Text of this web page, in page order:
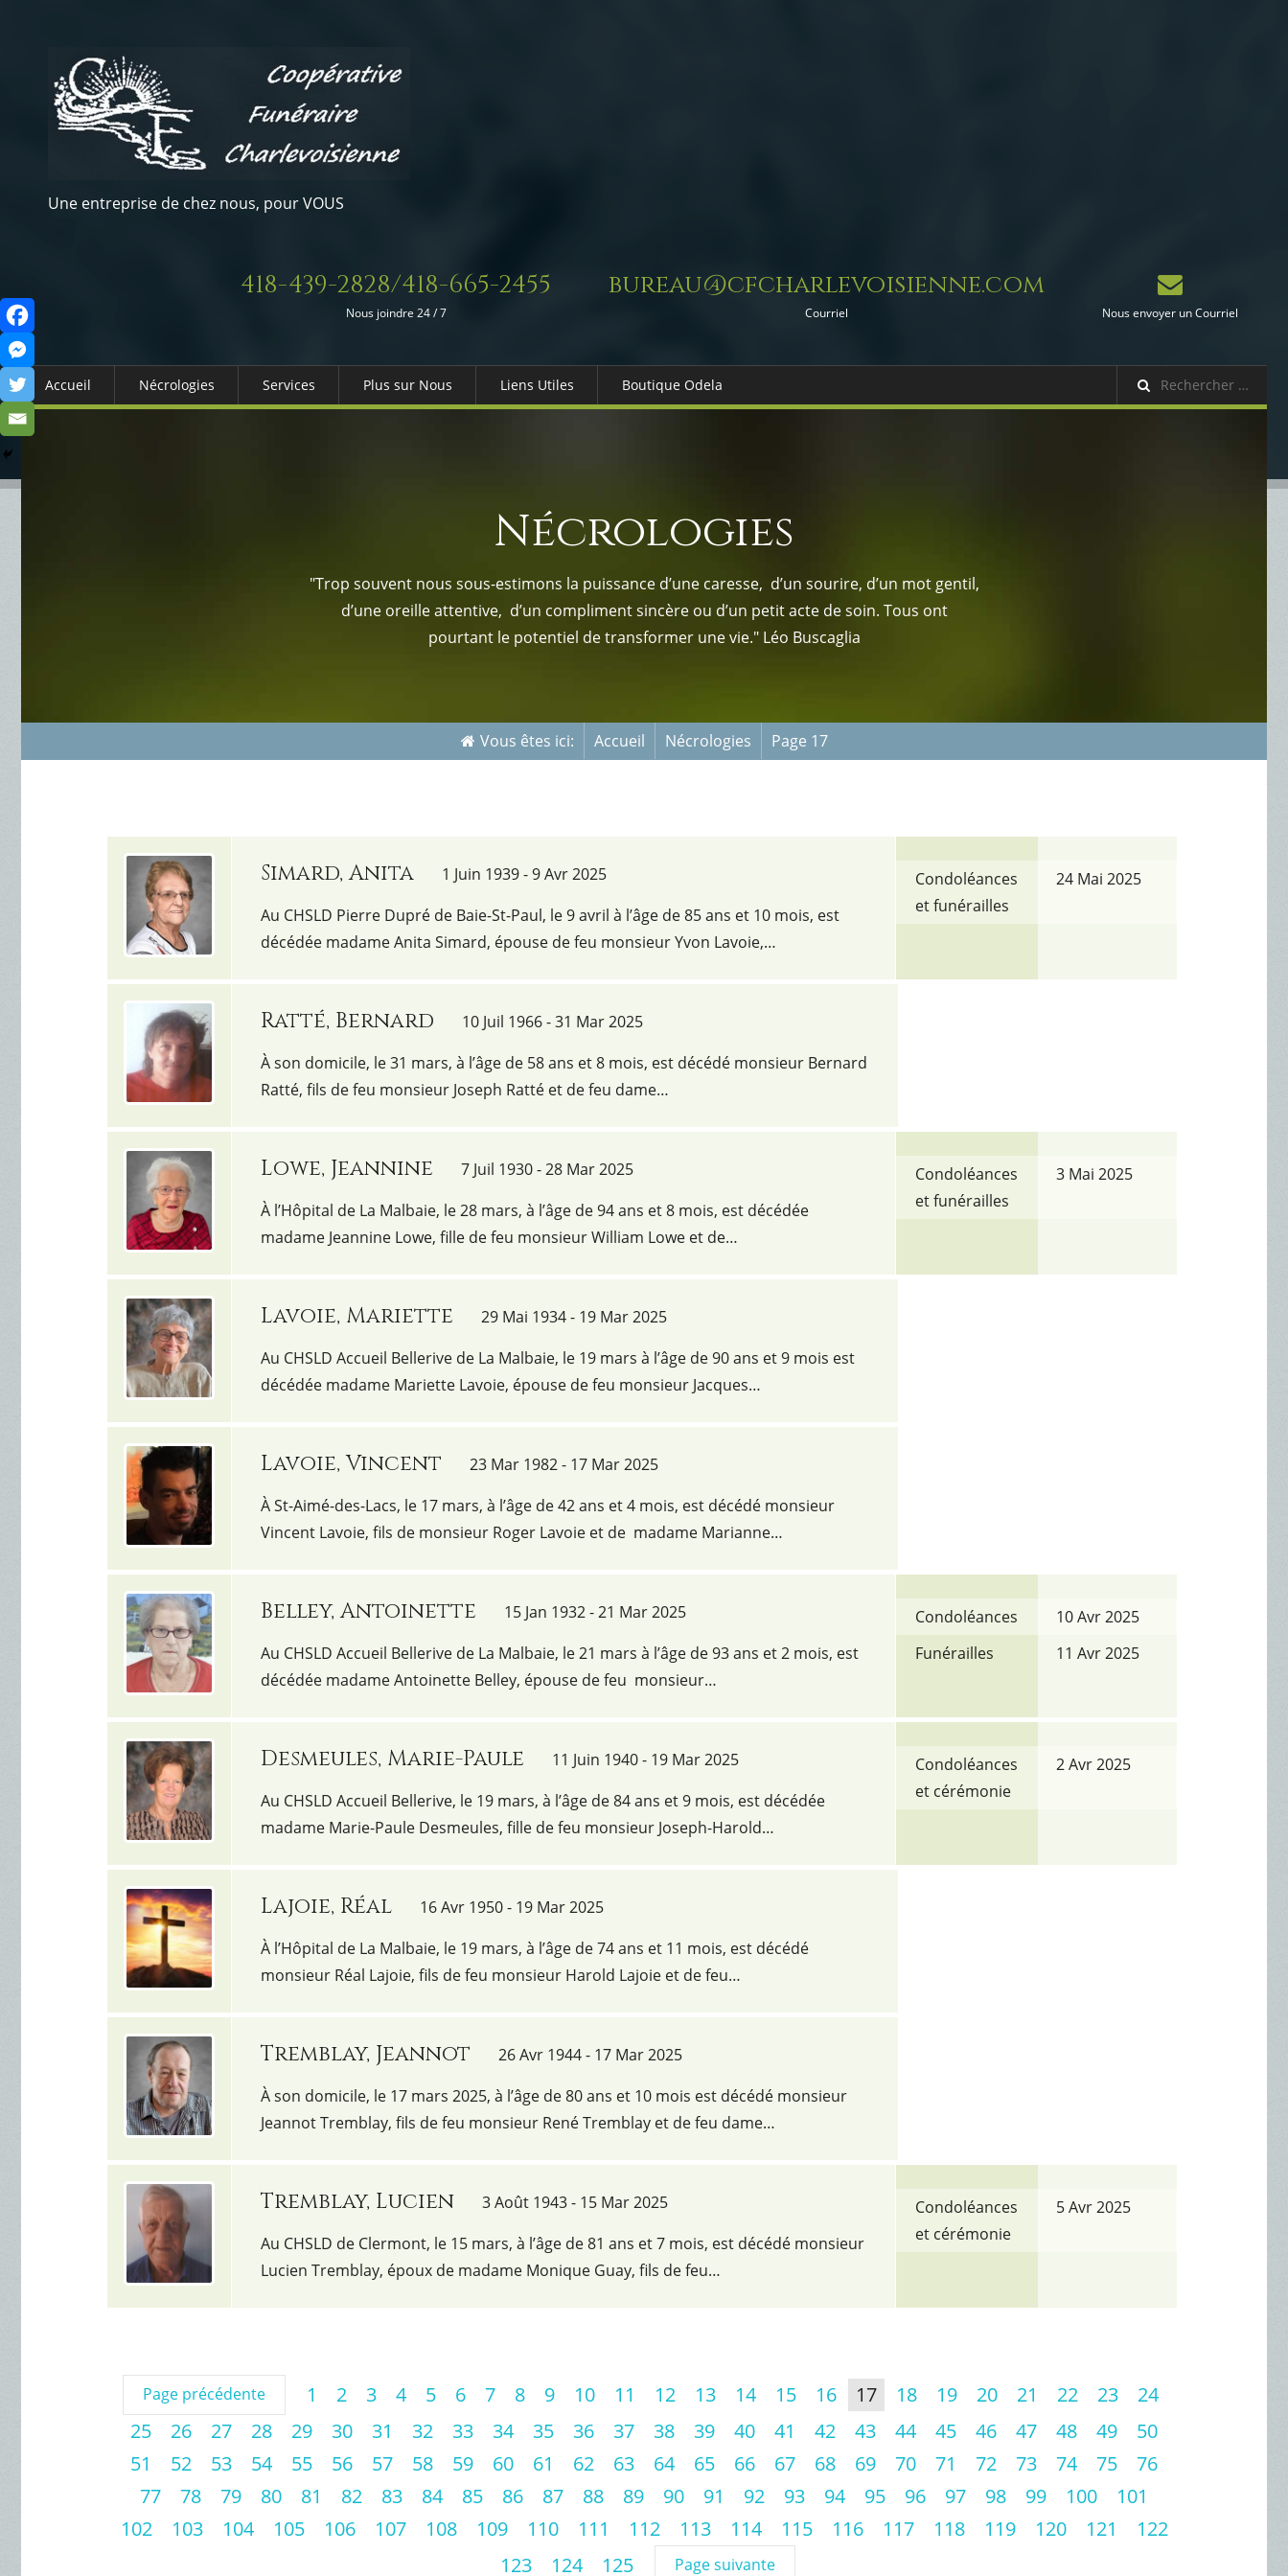
Une entreprise de chez nous, pour VOUS
418-439-2828/418-665-2455
Nous joindre 24 / 7
bureau@cfcharlevoisienne.com
Courriel Nous envoyer un Courriel
Accueil Nécrologies Services Plus sur Nous Liens Utiles
Fleuristes
Boutique Odela
Nécrologies
"Trop souvent nous sous-estimons la puissance d’une caresse, d’un sourire, d’un mot gentil,
d’une oreille attentive, d’un compliment sincère ou d’un petit acte de soin. Tous ont
pourtant le potentiel de transformer une vie." Léo Buscaglia
Vous êtes ici: Accueil Nécrologies Page 17
Simard, Anita
1 Juin 1939 - 9 Avr 2025
Au CHSLD Pierre Dupré de Baie-St-Paul, le 9 avril à l’âge de 85 ans et 10 mois, est
décédée madame Anita Simard, épouse de feu monsieur Yvon Lavoie,…
Condoléances
et funérailles
24 Mai 2025
Ratté, Bernard
10 Juil 1966 - 31 Mar 2025
À son domicile, le 31 mars, à l’âge de 58 ans et 8 mois, est décédé monsieur Bernard
Ratté, fils de feu monsieur Joseph Ratté et de feu dame…
Lowe, Jeannine
7 Juil 1930 - 28 Mar 2025
À l’Hôpital de La Malbaie, le 28 mars, à l’âge de 94 ans et 8 mois, est décédée
madame Jeannine Lowe, fille de feu monsieur William Lowe et de…
Condoléances
et funérailles
3 Mai 2025
Lavoie, Mariette
29 Mai 1934 - 19 Mar 2025
Au CHSLD Accueil Bellerive de La Malbaie, le 19 mars à l’âge de 90 ans et 9 mois est
décédée madame Mariette Lavoie, épouse de feu monsieur Jacques…
Lavoie, Vincent
23 Mar 1982 - 17 Mar 2025
À St-Aimé-des-Lacs, le 17 mars, à l’âge de 42 ans et 4 mois, est décédé monsieur
Vincent Lavoie, fils de monsieur Roger Lavoie et de madame Marianne…
Belley, Antoinette
15 Jan 1932 - 21 Mar 2025
Au CHSLD Accueil Bellerive de La Malbaie, le 21 mars à l’âge de 93 ans et 2 mois, est
décédée madame Antoinette Belley, épouse de feu monsieur…
Condoléances
10 Avr 2025
Funérailles
11 Avr 2025
Desmeules, Marie-Paule
11 Juin 1940 - 19 Mar 2025
Au CHSLD Accueil Bellerive, le 19 mars, à l’âge de 84 ans et 9 mois, est décédée
madame Marie-Paule Desmeules, fille de feu monsieur Joseph-Harold…
Condoléances
et cérémonie
2 Avr 2025
Lajoie, Réal
16 Avr 1950 - 19 Mar 2025
À l’Hôpital de La Malbaie, le 19 mars, à l’âge de 74 ans et 11 mois, est décédé
monsieur Réal Lajoie, fils de feu monsieur Harold Lajoie et de feu…
Tremblay, Jeannot
26 Avr 1944 - 17 Mar 2025
À son domicile, le 17 mars 2025, à l’âge de 80 ans et 10 mois est décédé monsieur
Jeannot Tremblay, fils de feu monsieur René Tremblay et de feu dame…
Tremblay, Lucien
3 Août 1943 - 15 Mar 2025
Au CHSLD de Clermont, le 15 mars, à l’âge de 81 ans et 7 mois, est décédé monsieur
Lucien Tremblay, époux de madame Monique Guay, fils de feu…
Condoléances
et cérémonie
5 Avr 2025
Page précédente 1 2 3 4 5 6 7 8 9 10 11 12 13 14 15 16 17 18 19 20 21 22 23
24
25
26 27 28 29 30 31 32 33 34 35 36 37 38 39 40 41 42 43 44 45 46 47 48 49
50
51
52 53 54 55 56 57 58 59 60 61 62 63 64 65 66 67 68 69 70 71 72 73 74 75
76
77
78 79 80 81 82 83 84 85 86 87 88 89 90 91 92 93 94 95 96 97 98 99 100
101
102
103 104 105 106 107 108 109 110 111 112 113 114 115 116 117 118 119 120 121
122
123
124 125 Page suivante